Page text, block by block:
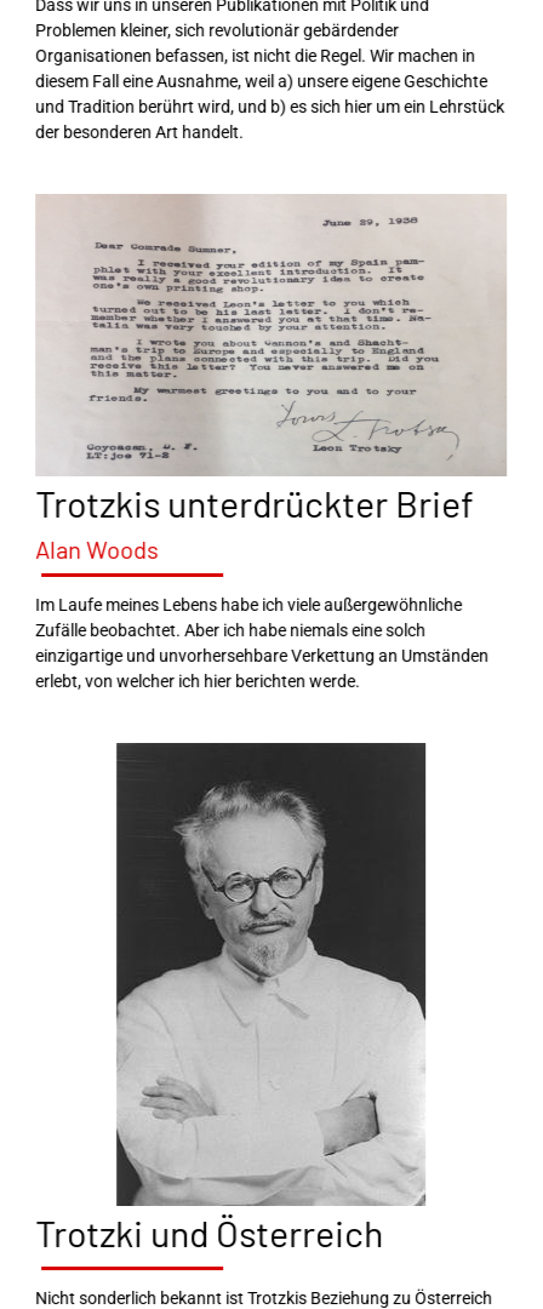
Dass wir uns in unseren Publikationen mit Politik und
Problemen kleiner, sich revolutionär gebärdender
Organisationen befassen, ist nicht die Regel. Wir machen in
diesem Fall eine Ausnahme, weil a) unsere eigene Geschichte
und Tradition berührt wird, und b) es sich hier um ein Lehrstück
der besonderen Art handelt.
Trotzkis unterdrückter Brief
Alan Woods
Im Laufe meines Lebens habe ich viele außergewöhnliche
Zufälle beobachtet. Aber ich habe niemals eine solch
einzigartige und unvorhersehbare Verkettung an Umständen
erlebt, von welcher ich hier berichten werde.
Trotzki und Österreich
Nicht sonderlich bekannt ist Trotzkis Beziehung zu Österreich